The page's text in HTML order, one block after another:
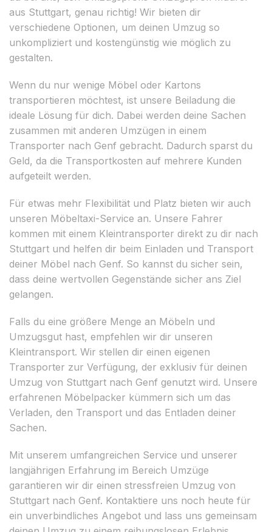
aus Stuttgart, genau richtig! Wir bieten dir
verschiedene Optionen, um deinen Umzug so
unkompliziert und kostengünstig wie möglich zu
gestalten.
Wenn du nur wenige Möbel oder Kartons
transportieren möchtest, ist unsere Beiladung die
ideale Lösung für dich. Dabei werden deine Sachen
zusammen mit anderen Umzügen in einem
Transporter nach Genf gebracht. Dadurch sparst du
Geld, da die Transportkosten auf mehrere Kunden
aufgeteilt werden.
Für etwas mehr Flexibilität und Platz bieten wir auch
unseren Möbeltaxi-Service an. Unsere Fahrer
kommen mit einem Kleintransporter direkt zu dir nach
Stuttgart und helfen dir beim Einladen und Transport
deiner Möbel nach Genf. So kannst du sicher sein,
dass deine wertvollen Gegenstände sicher ans Ziel
gelangen.
Falls du eine größere Menge an Möbeln und
Umzugsgut hast, empfehlen wir dir unseren
Kleintransport. Wir stellen dir einen eigenen
Transporter zur Verfügung, der exklusiv für deinen
Umzug von Stuttgart nach Genf genutzt wird. Unsere
erfahrenen Möbelpacker kümmern sich um das
Verladen, den Transport und das Entladen deiner
Sachen.
Mit unserem umfangreichen Service und unserer
langjährigen Erfahrung im Bereich Umzüge
garantieren wir dir einen stressfreien Umzug von
Stuttgart nach Genf. Kontaktiere uns noch heute für
ein unverbindliches Angebot und lass uns gemeinsam